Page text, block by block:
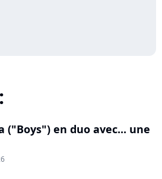
("Boys") en duo avec... une